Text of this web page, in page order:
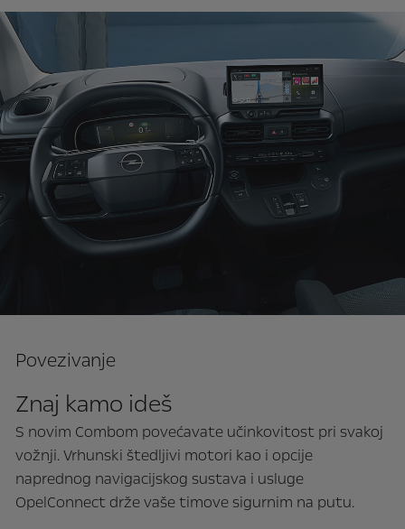
Povezivanje
Znaj kamo ideš
S novim Combom povećavate učinkovitost pri svakoj
vožnji. Vrhunski štedljivi motori kao i opcije
naprednog navigacijskog sustava i usluge
OpelConnect drže vaše timove sigurnim na putu.